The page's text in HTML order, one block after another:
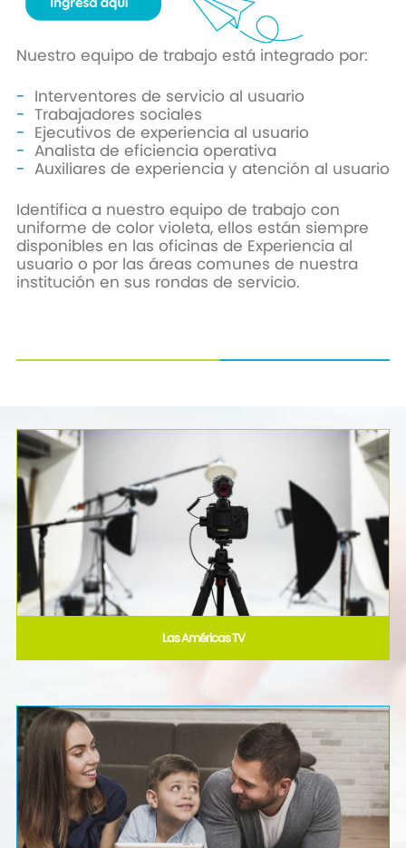
Nuestro equipo de trabajo está integrado por:
Interventores de servicio al usuario
Trabajadores sociales
Ejecutivos de experiencia al usuario
Analista de eficiencia operativa
Auxiliares de experiencia y atención al usuario
Identifica a nuestro equipo de trabajo con
uniforme de color violeta, ellos están siempre
disponibles en las oficinas de Experiencia al
usuario o por las áreas comunes de nuestra
institución en sus rondas de servicio.
Las Américas TV